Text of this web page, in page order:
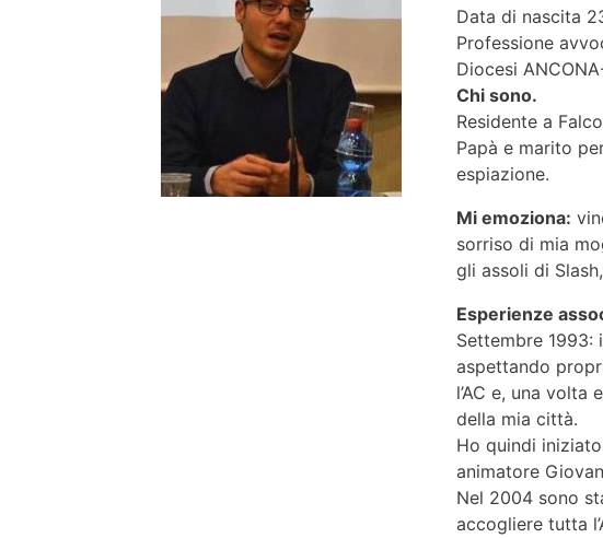
Data di nascita
Professione
Diocesi
Chi sono.
Residente a
Papà e marito
espiazione.
Mi emoziona:
sorriso di mia
gli assoli di
Esperienze
Settembre
aspettando
l’AC e, una
della mia città.
Ho quindi
animatore
Nel 2004 sono
accogliere tutta